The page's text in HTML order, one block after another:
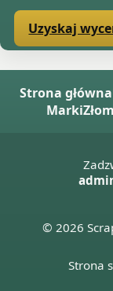
Uzyskaj
Strona główna
Marki
© 2026
Strona